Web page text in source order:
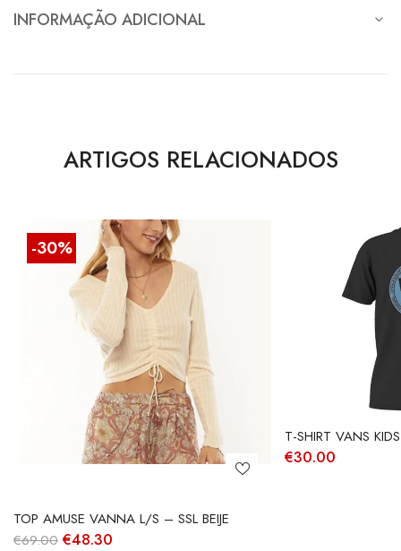
INFORMAÇÃO ADICIONAL
ARTIGOS RELACIONADOS
-30%
TOP AMUSE VANNA L/S – SSL BEIJE
€69.00 O
€48.30
T-SHIRT VANS
€30.00